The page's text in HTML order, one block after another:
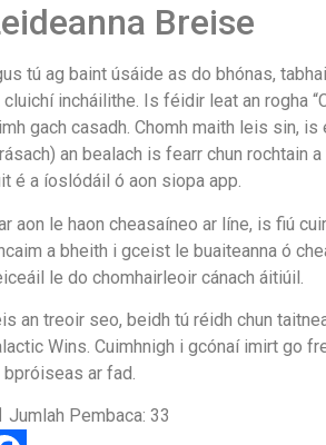
Breise
tú ag baint úsáide as do bhónas,
cluichí incháilithe. Is féidir leat an rogha
gach casadh. Chomh maith leis sin,
an bealach is fearr chun rochtain
é a íoslódáil ó aon siopa app.
aon le haon cheasaíneo ar líne, is fiú
a bheith i gceist le buaiteanna ó
le do chomhairleoir cánach áitiúil.
an treoir seo, beidh tú réidh chun
Wins. Cuimhnigh i gcónaí imirt go
bpróiseas ar fad.
Jumlah Pembaca: 33